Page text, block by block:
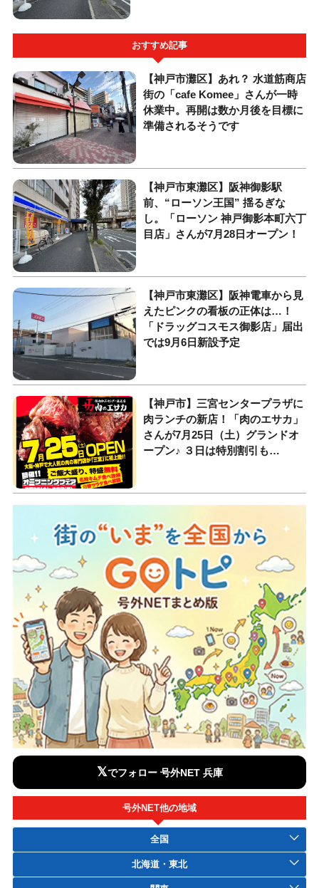
おすすめ記事
【神戸市灘区】あれ？ 水道筋商店
街の「cafe Komee」さんが一時
休業中。再開は数か月後を目標に
準備されるそうです
【神戸市東灘区】阪神御影駅
前、“ローソン王国” 揺るぎな
し。「ローソン 神戸御影本町六丁
目店」さんが7月28日オープン！
【神戸市東灘区】阪神電車から見
えたピンクの看板の正体は…！
「ドラッグコスモス御影店」届出
では9月6日新設予定
【神戸市】三宮センタープラザに
肉ランチの新店！「肉のエサカ」
さんが7月25日（土）グランドオ
ープン♪ ３日は特別割引も…
𝕏でフォロー 号外NET 兵庫
号外NET他の地域
全国
北海道・東北